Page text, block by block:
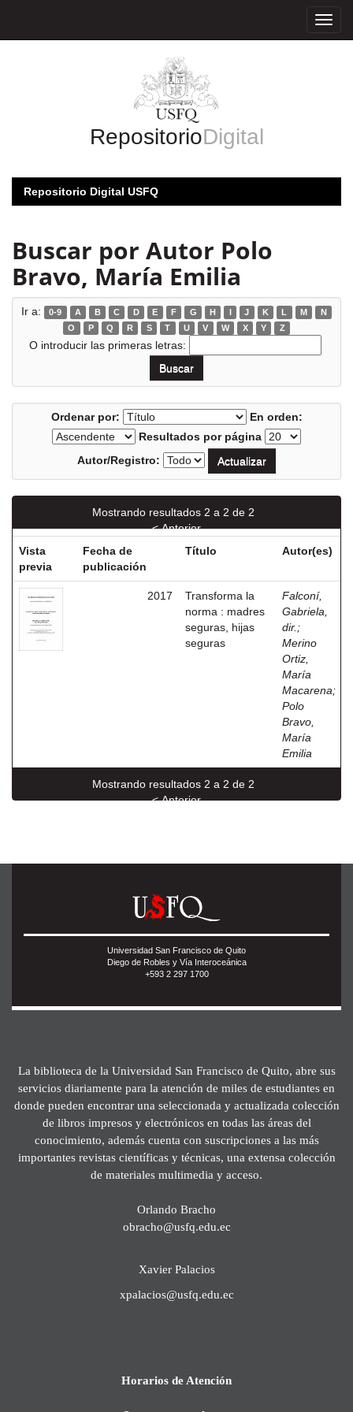
RepositorioDigital
Repositorio Digital USFQ
Buscar por Autor Polo
Bravo, María Emilia
Ir a: 0-9 A B C D E F G H I J K L M
N
O
P Q R S T U V W X Y Z
O introducir las primeras letras:
Ordenar por:
En orden:
Resultados por página
Autor/Registro:
Mostrando resultados 2 a 2 de 2
< Anterior
Vista
previa
Fecha de
publicación
Título Autor(es)
2017
Transforma la
norma : madres
seguras, hijas
seguras
Falconí,
Gabriela,
dir. ;
Merino
Ortiz,
María
Macarena;
Polo
Bravo,
María
Emilia
Mostrando resultados 2 a 2 de 2
< Anterior
Universidad San Francisco de Quito
Diego de Robles y Vía Interoceánica
+593 2 297 1700
La biblioteca de la Universidad San Francisco de Quito, abre sus
servicios diariamente para la atención de miles de estudiantes en
donde pueden encontrar una seleccionada y actualizada colección
de libros impresos y electrónicos en todas las áreas del
conocimiento, además cuenta con suscripciones a las más
importantes revistas científicas y técnicas, una extensa colección
de materiales multimedia y acceso.
Orlando Bracho
obracho@usfq.edu.ec
Xavier Palacios
xpalacios@usfq.edu.ec
Horarios de Atención